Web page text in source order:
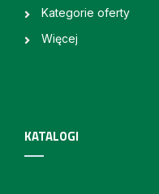
Kategorie oferty
Więcej
KATALOGI